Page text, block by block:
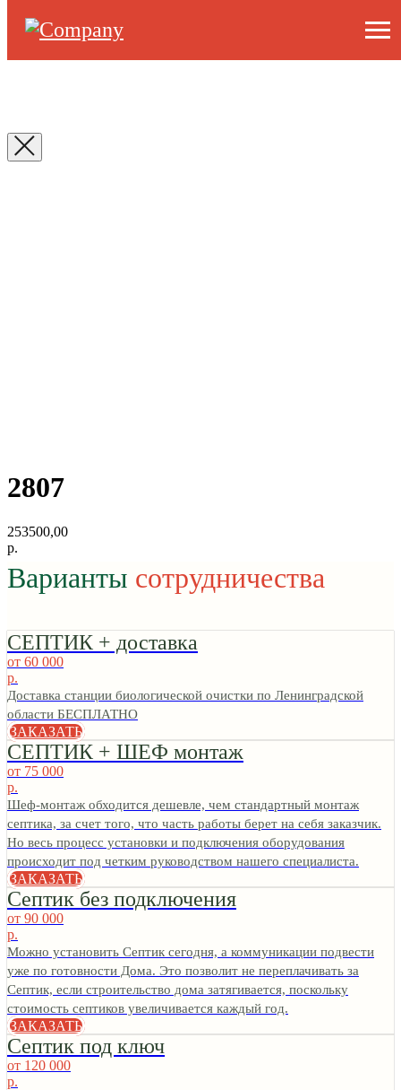
2807
253500,00
р.
Варианты сотрудничества
СЕПТИК + доставка
от 60 000
р.
Доставка станции биологической очистки по Ленинградской
области БЕСПЛАТНО
ЗАКАЗАТЬ
СЕПТИК + ШЕФ монтаж
от 75 000
р.
Шеф-монтаж обходится дешевле, чем стандартный монтаж
септика, за счет того, что часть работы берет на себя заказчик.
Но весь процесс установки и подключения оборудования
происходит под четким руководством нашего специалиста.
ЗАКАЗАТЬ
Септик без подключения
от 90 000
р.
Можно установить Септик сегодня, а коммуникации подвести
уже по готовности Дома. Это позволит не переплачивать за
Септик, если строительство дома затягивается, поскольку
стоимость септиков увеличивается каждый год.
ЗАКАЗАТЬ
Септик под ключ
от 120 000
р.